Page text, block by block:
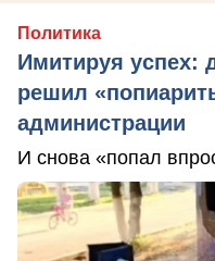
Политика
Имитируя успех:
решил
администрации
И снова «попал